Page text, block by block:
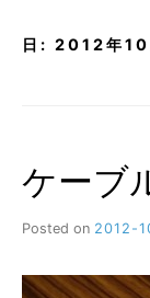
日: 2012年10
ケーブ
Posted on 2012-